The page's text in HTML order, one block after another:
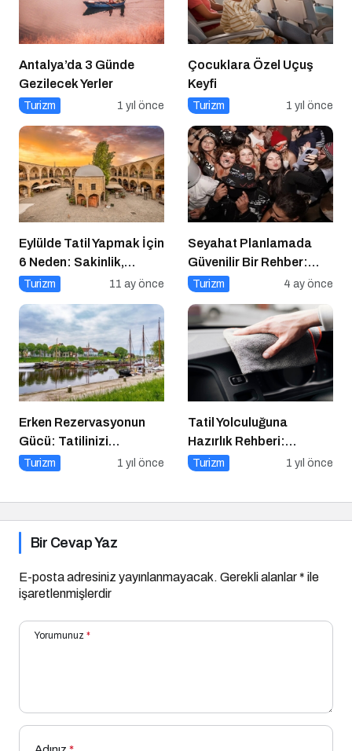
Antalya’da 3 Günde
Gezilecek Yerler
Turizm 1 yıl önce
Çocuklara Özel Uçuş
Keyfi
Turizm 1 yıl önce
Eylülde Tatil Yapmak İçin
6 Neden: Sakinlik,
Ekonomi ve Keyif Bir
Turizm 11 ay önce
Seyahat Planlamada
Güvenilir Bir Rehber:
Tripcoholic
Turizm 4 ay önce
Erken Rezervasyonun
Gücü: Tatilinizi
Planlayın, Avantajları
Turizm 1 yıl önce
Tatil Yolculuğuna
Hazırlık Rehberi:
Aracınız İçin Almanız
Turizm 1 yıl önce
Bir Cevap Yaz
E-posta adresiniz yayınlanmayacak. Gerekli alanlar* ile
işaretlenmişlerdir
Yorumunuz *